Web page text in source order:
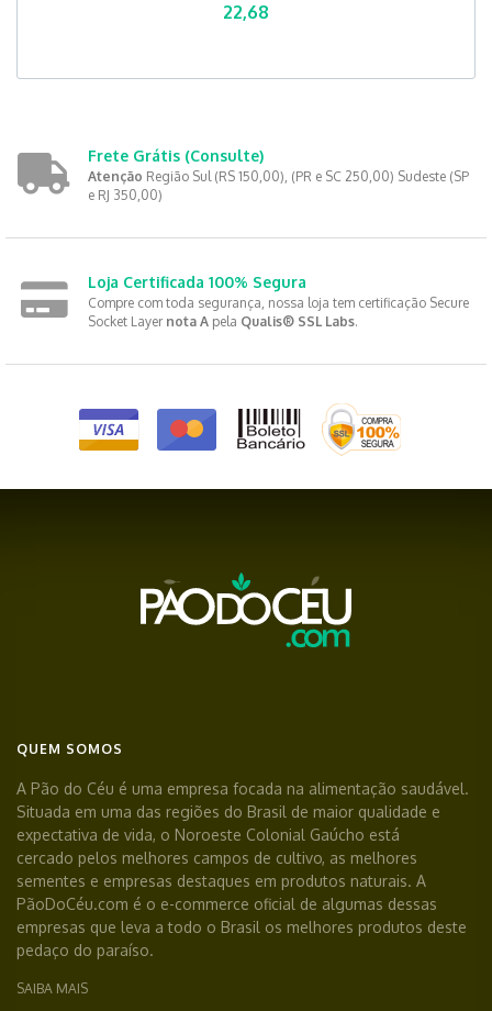
22,68
Frete Grátis (Consulte)
Atenção Região Sul (RS 150,00), (PR e SC 250,00) Sudeste (SP
e RJ 350,00)
Loja Certificada 100% Segura
Compre com toda segurança, nossa loja tem certificação Secure
Socket Layer nota A pela Qualis® SSL Labs.
QUEM SOMOS
A Pão do Céu é uma empresa focada na alimentação saudável.
Situada em uma das regiões do Brasil de maior qualidade e
expectativa de vida, o Noroeste Colonial Gaúcho está
cercado pelos melhores campos de cultivo, as melhores
sementes e empresas destaques em produtos naturais. A
PãoDoCéu.com é o e-commerce oficial de algumas dessas
empresas que leva a todo o Brasil os melhores produtos deste
pedaço do paraíso.
SAIBA MAIS